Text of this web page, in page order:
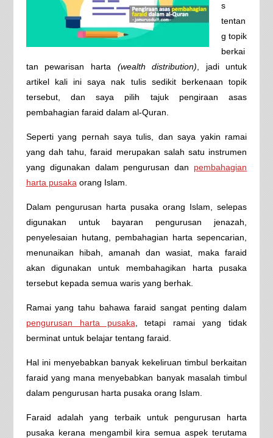
s
tentan
g topik
berkai
tan pewarisan harta (wealth distribution) , jadi untuk
artikel kali ini saya nak tulis sedikit berkenaan topik
tersebut, dan saya pilih tajuk pengiraan asas
pembahagian faraid dalam al-Quran.
Seperti yang pernah saya tulis, dan saya yakin ramai
yang dah tahu, faraid merupakan salah satu instrumen
yang digunakan dalam pengurusan dan pembahagian
harta pusaka orang Islam.
Dalam pengurusan harta pusaka orang Islam, selepas
digunakan untuk bayaran pengurusan jenazah,
penyelesaian hutang, pembahagian harta sepencarian,
menunaikan hibah, amanah dan wasiat, maka faraid
akan digunakan untuk membahagikan harta pusaka
tersebut kepada semua waris yang berhak.
Ramai yang tahu bahawa faraid sangat penting dalam
pengurusan harta pusaka , tetapi ramai yang tidak
berminat untuk belajar tentang faraid.
Hal ini menyebabkan banyak kekeliruan timbul berkaitan
faraid yang mana menyebabkan banyak masalah timbul
dalam pengurusan harta pusaka orang Islam.
Faraid adalah yang terbaik untuk pengurusan harta
pusaka kerana mengambil kira semua aspek terutama